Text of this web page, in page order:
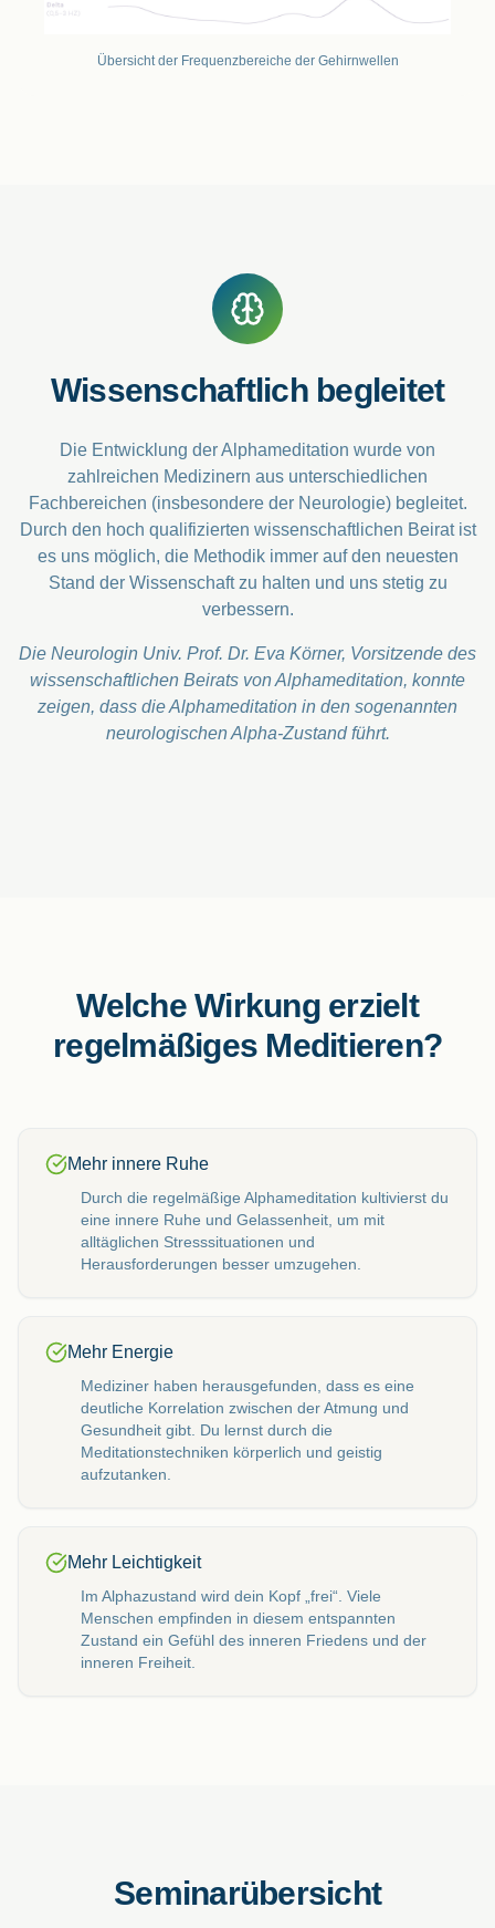
Übersicht der Frequenzbereiche der Gehirnwellen
Wissenschaftlich begleitet
Die Entwicklung der Alphameditation wurde von
zahlreichen Medizinern aus unterschiedlichen
Fachbereichen (insbesondere der Neurologie) begleitet.
Durch den hoch qualifizierten wissenschaftlichen Beirat ist
es uns möglich, die Methodik immer auf den neuesten
Stand der Wissenschaft zu halten und uns stetig zu
verbessern.
Die Neurologin Univ. Prof. Dr. Eva Körner, Vorsitzende des
wissenschaftlichen Beirats von Alphameditation, konnte
zeigen, dass die Alphameditation in den sogenannten
neurologischen Alpha-Zustand führt.
Welche Wirkung erzielt
regelmäßiges Meditieren?
Mehr innere Ruhe
Durch die regelmäßige Alphameditation kultivierst du
eine innere Ruhe und Gelassenheit, um mit
alltäglichen Stresssituationen und
Herausforderungen besser umzugehen.
Mehr Energie
Mediziner haben herausgefunden, dass es eine
deutliche Korrelation zwischen der Atmung und
Gesundheit gibt. Du lernst durch die
Meditationstechniken körperlich und geistig
aufzutanken.
Mehr Leichtigkeit
Im Alphazustand wird dein Kopf „frei“. Viele
Menschen empfinden in diesem entspannten
Zustand ein Gefühl des inneren Friedens und der
inneren Freiheit.
Seminarübersicht